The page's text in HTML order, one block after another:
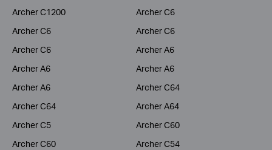
Archer C1200
Archer C6
Archer C6
Archer C6
Archer C6
Archer A6
Archer A6
Archer A6
Archer A6
Archer C64
Archer C64
Archer A64
Archer C5
Archer C60
Archer C60
Archer C54